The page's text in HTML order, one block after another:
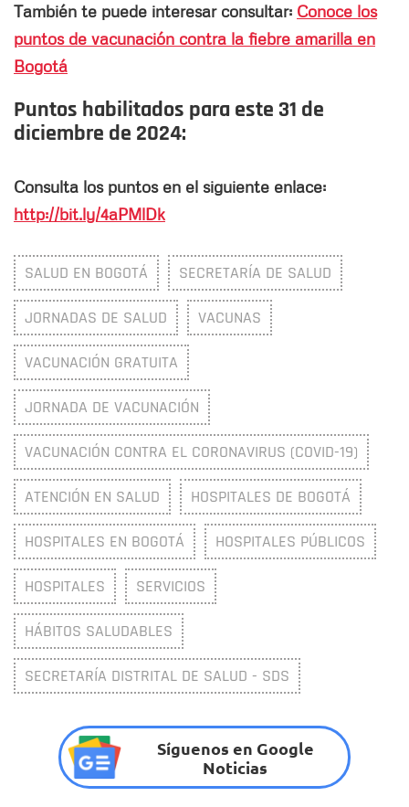
También te puede interesar consultar: Conoce los
puntos de vacunación contra la fiebre amarilla en
Bogotá
Puntos habilitados para este 31 de
diciembre de 2024:
Consulta los puntos en el siguiente enlace:
http://bit.ly/4aPMlDk
SALUD EN BOGOTÁ SECRETARÍA DE SALUD
JORNADAS DE SALUD VACUNAS
VACUNACIÓN GRATUITA
JORNADA DE VACUNACIÓN
VACUNACIÓN CONTRA EL CORONAVIRUS (COVID-19)
ATENCIÓN EN SALUD HOSPITALES DE BOGOTÁ
HOSPITALES EN BOGOTÁ HOSPITALES PÚBLICOS
HOSPITALES SERVICIOS
HÁBITOS SALUDABLES
SECRETARÍA DISTRITAL DE SALUD - SDS
Síguenos en Google
Noticias